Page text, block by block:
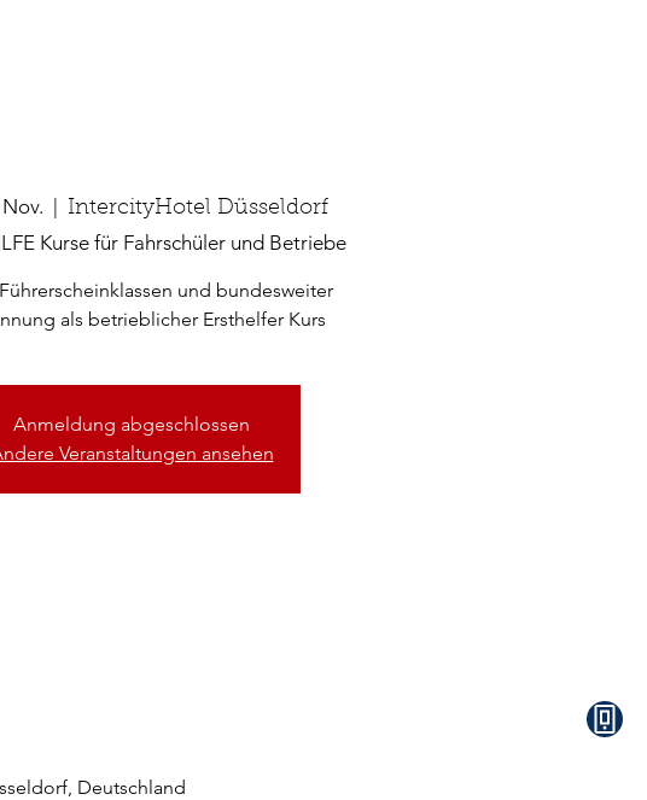
  |
IntercityHotel Düsseldorf
Kurse für Fahrschüler und Betriebe
und bundesweiter
als betrieblicher Ersthelfer Kurs
Anmeldung abgeschlossen
Veranstaltungen ansehen
Deutschland